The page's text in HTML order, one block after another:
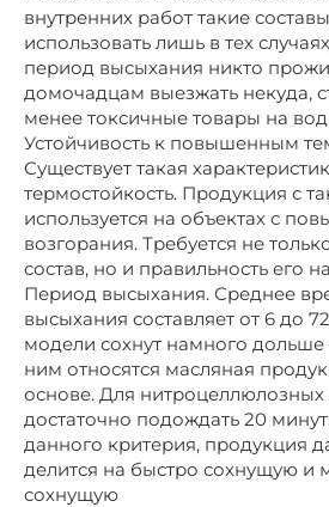
внутренних работ такие
использовать лишь в тех
период высыхания никто
домочадцам выезжать некуда,
менее токсичные товары на
Устойчивость к повышенным
Существует такая
термостойкость. Продукция с
используется на объектах с
возгорания. Требуется не
состав, но и правильность его
Период высыхания. Среднее
высыхания составляет от 6 до
модели сохнут намного дольше
ним относятся масляная
основе. Для нитроцеллюлозных
достаточно подождать 20
данного критерия, продукция
делится на быстро сохнущую и
сохнущую